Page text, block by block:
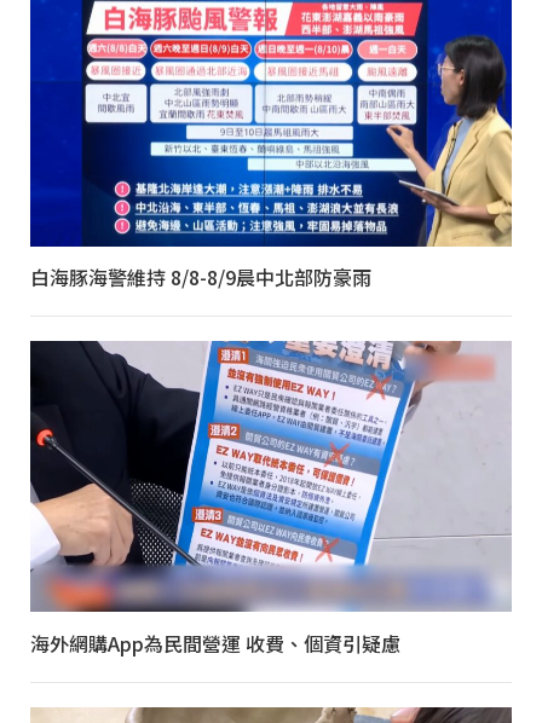
白海豚海警維持 8/8-8/9晨中北部防豪雨
海外網購App為民間營運 收費、個資引疑慮